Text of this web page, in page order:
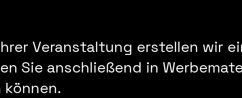
Veranstaltung erstellen wir
Sie anschließend in